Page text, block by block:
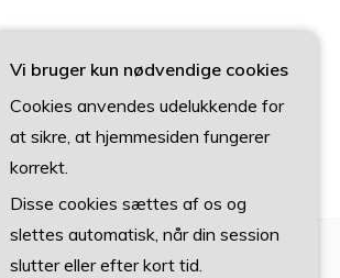
2022
Vi bruger kun nødvendige cookies
Cookies anvendes udelukkende for
at sikre, at hjemmesiden fungerer
korrekt.
Disse cookies sættes af os og
slettes automatisk, når din session
slutter eller efter kort tid.